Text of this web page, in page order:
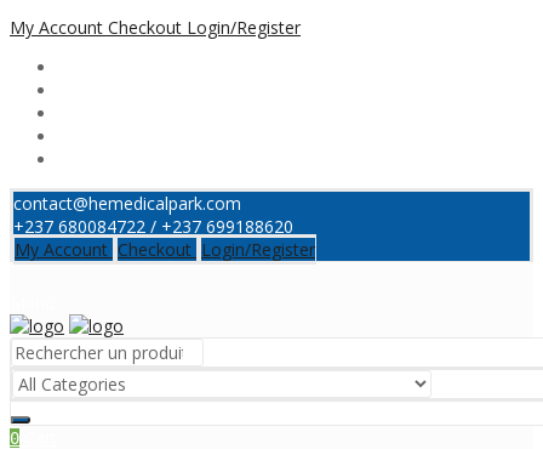
My Account Checkout Login/Register
contact@hemedicalpark.com
+237 680084722 / +237 699188620
My Account Checkout Login/Register
0